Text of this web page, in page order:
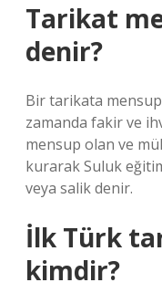
Tarikat
denir?
Bir tarikata
zamanda fakir ve
mensup olan ve
kurarak Suluk
veya salik denir.
İlk Türk
kimdir?